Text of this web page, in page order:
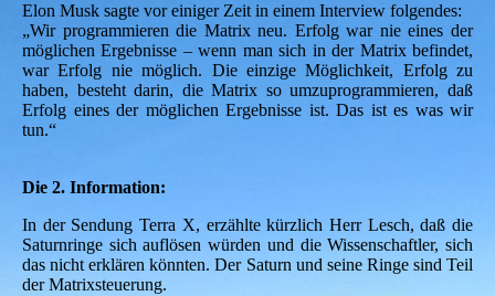
Elon Musk sagte vor einiger Zeit in einem Interview folgendes:
„Wir programmieren die Matrix neu. Erfolg war nie eines der
möglichen Ergebnisse – wenn man sich in der Matrix befindet,
war Erfolg nie möglich. Die einzige Möglichkeit, Erfolg zu
haben, besteht darin, die Matrix so umzuprogrammieren, daß
Erfolg eines der möglichen Ergebnisse ist. Das ist es was wir
tun.“
Die 2. Information:
In der Sendung Terra X, erzählte kürzlich Herr Lesch, daß die
Saturnringe sich auflösen würden und die Wissenschaftler, sich
das nicht erklären könnten. Der Saturn und seine Ringe sind Teil
der Matrixsteuerung.